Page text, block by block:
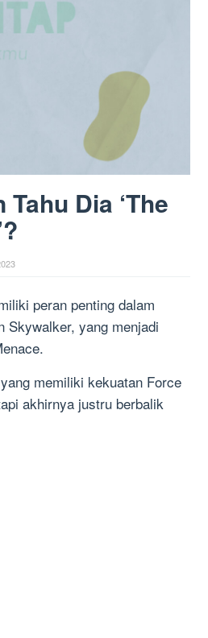
Dia ‘The
peran penting dalam
Skywalker, yang menjadi
memiliki kekuatan Force
akhirnya justru berbalik